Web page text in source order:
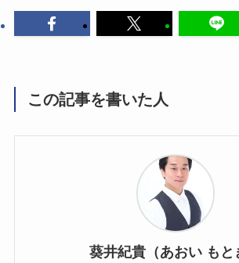
この記事を書いた人
葵井紀貴（あおい もと